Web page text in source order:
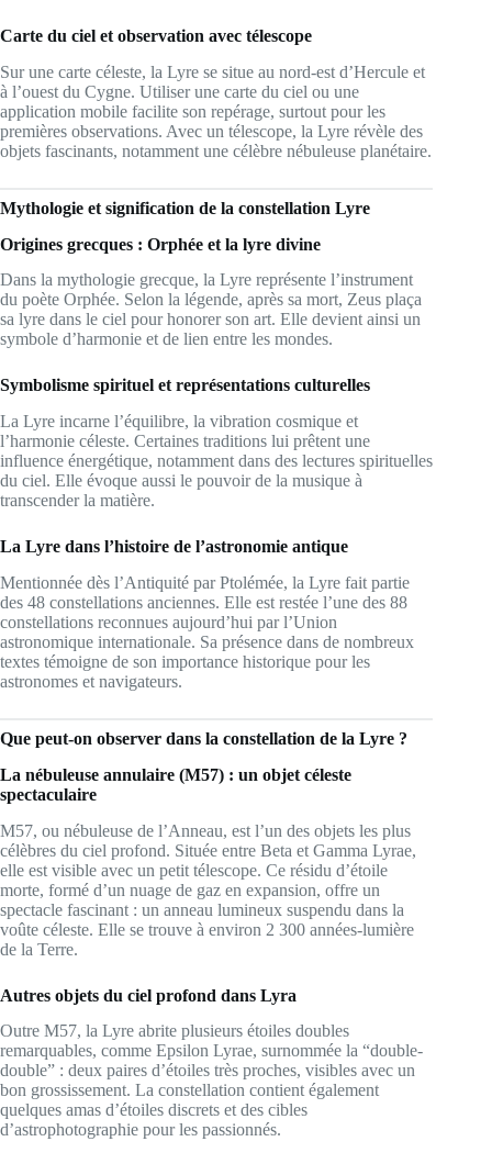
Carte du ciel et observation avec télescope
Sur une carte céleste, la Lyre se situe au nord-est d’Hercule et
à l’ouest du Cygne. Utiliser une carte du ciel ou une
application mobile facilite son repérage, surtout pour les
premières observations. Avec un télescope, la Lyre révèle des
objets fascinants, notamment une célèbre nébuleuse planétaire.
Mythologie et signification de la constellation Lyre
Origines grecques : Orphée et la lyre divine
Dans la mythologie grecque, la Lyre représente l’instrument
du poète Orphée. Selon la légende, après sa mort, Zeus plaça
sa lyre dans le ciel pour honorer son art. Elle devient ainsi un
symbole d’harmonie et de lien entre les mondes.
Symbolisme spirituel et représentations culturelles
La Lyre incarne l’équilibre, la vibration cosmique et
l’harmonie céleste. Certaines traditions lui prêtent une
influence énergétique, notamment dans des lectures spirituelles
du ciel. Elle évoque aussi le pouvoir de la musique à
transcender la matière.
La Lyre dans l’histoire de l’astronomie antique
Mentionnée dès l’Antiquité par Ptolémée, la Lyre fait partie
des 48 constellations anciennes. Elle est restée l’une des 88
constellations reconnues aujourd’hui par l’Union
astronomique internationale. Sa présence dans de nombreux
textes témoigne de son importance historique pour les
astronomes et navigateurs.
Que peut-on observer dans la constellation de la Lyre ?
La nébuleuse annulaire (M57) : un objet céleste
spectaculaire
M57, ou nébuleuse de l’Anneau, est l’un des objets les plus
célèbres du ciel profond. Située entre Beta et Gamma Lyrae,
elle est visible avec un petit télescope. Ce résidu d’étoile
morte, formé d’un nuage de gaz en expansion, offre un
spectacle fascinant : un anneau lumineux suspendu dans la
voûte céleste. Elle se trouve à environ 2 300 années-lumière
de la Terre.
Autres objets du ciel profond dans Lyra
Outre M57, la Lyre abrite plusieurs étoiles doubles
remarquables, comme Epsilon Lyrae, surnommée la “double-
double” : deux paires d’étoiles très proches, visibles avec un
bon grossissement. La constellation contient également
quelques amas d’étoiles discrets et des cibles
d’astrophotographie pour les passionnés.